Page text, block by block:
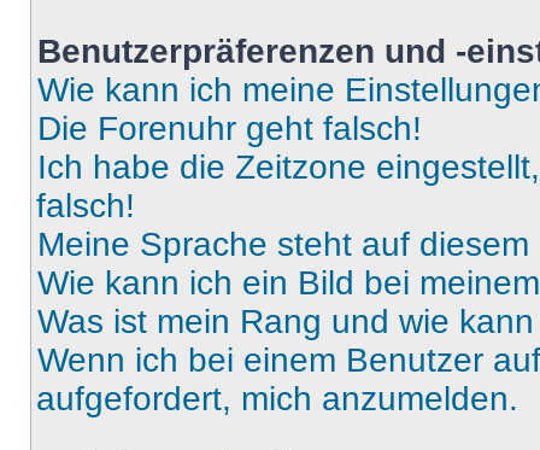
Benutzerpräferenzen und -
Wie kann ich meine
Die Forenuhr geht falsch!
Ich habe die Zeitzone
falsch!
Meine Sprache steht auf
Wie kann ich ein Bild bei
Was ist mein Rang und wie
Wenn ich bei einem Benutzer
aufgefordert, mich anzumelden.